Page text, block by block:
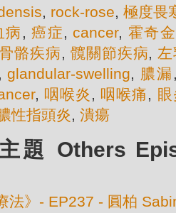
, rock-rose,極度畏
病 ,癌症, cancer, 霍奇
骼疾病, 髖關節疾病,
,glandular-swelling, 膿漏
, 咽喉炎 , 咽喉痛,
性指頭炎, 潰瘍
題 Others
法》- EP237 - 圓柏